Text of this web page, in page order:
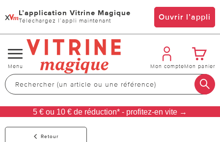
x L’application Vitrine Magique
Téléchargez l’appli maintenant Ouvrir l’appli
Changer
de
navigation
Menu Mon compteMon panier
5 € ou 10 € de réduction* - profitez-en vite →
Retour